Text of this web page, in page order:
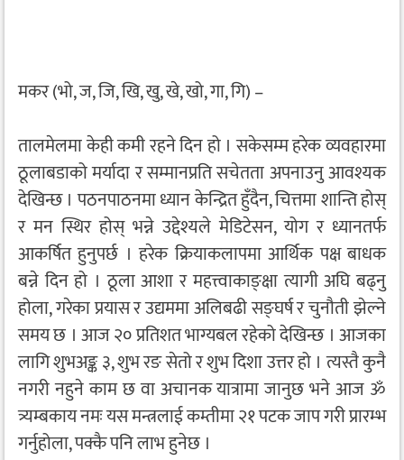
मकर (भो, ज, जि, खि, खु, खे, खो, गा, गि) –
तालमेलमा केही कमी रहने दिन हो । सकेसम्म हरेक व्यवहारमा
ठूलाबडाको मर्यादा र सम्मानप्रति सचेतता अपनाउनु आवश्यक
देखिन्छ । पठनपाठनमा ध्यान केन्द्रित हुँदैन, चित्तमा शान्ति होस्
र मन स्थिर होस् भन्ने उद्देश्यले मेडिटेसन, योग र ध्यानतर्फ
आकर्षित हुनुपर्छ । हरेक क्रियाकलापमा आर्थिक पक्ष बाधक
बन्ने दिन हो । ठूला आशा र महत्त्वाकाङ्क्षा त्यागी अघि बढ्नु
होला, गरेका प्रयास र उद्यममा अलिबढी सङ्घर्ष र चुनौती झेल्ने
समय छ । आज २० प्रतिशत भाग्यबल रहेको देखिन्छ । आजका
लागि शुभअङ्क ३, शुभ रङ सेतो र शुभ दिशा उत्तर हो । त्यस्तै कुनै
नगरी नहुने काम छ वा अचानक यात्रामा जानुछ भने आज ॐ
त्र्यम्बकाय नमः यस मन्त्रलाई कम्तीमा २१ पटक जाप गरी प्रारम्भ
गर्नुहोला, पक्कै पनि लाभ हुनेछ ।